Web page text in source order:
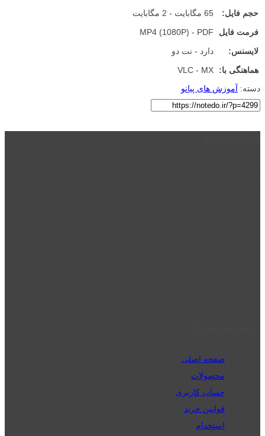
حجم فایل:
65 مگابایت - 2 مگابایت
فرمت فایل
MP4 (1080P) - PDF
لایسنس:
دارد - نت دو
هماهنگی با:
VLC - MX
دسته: آموزش های پیانو
صفحه اصلی
محصولات
حساب کاربری
قوانین خرید
استخدام